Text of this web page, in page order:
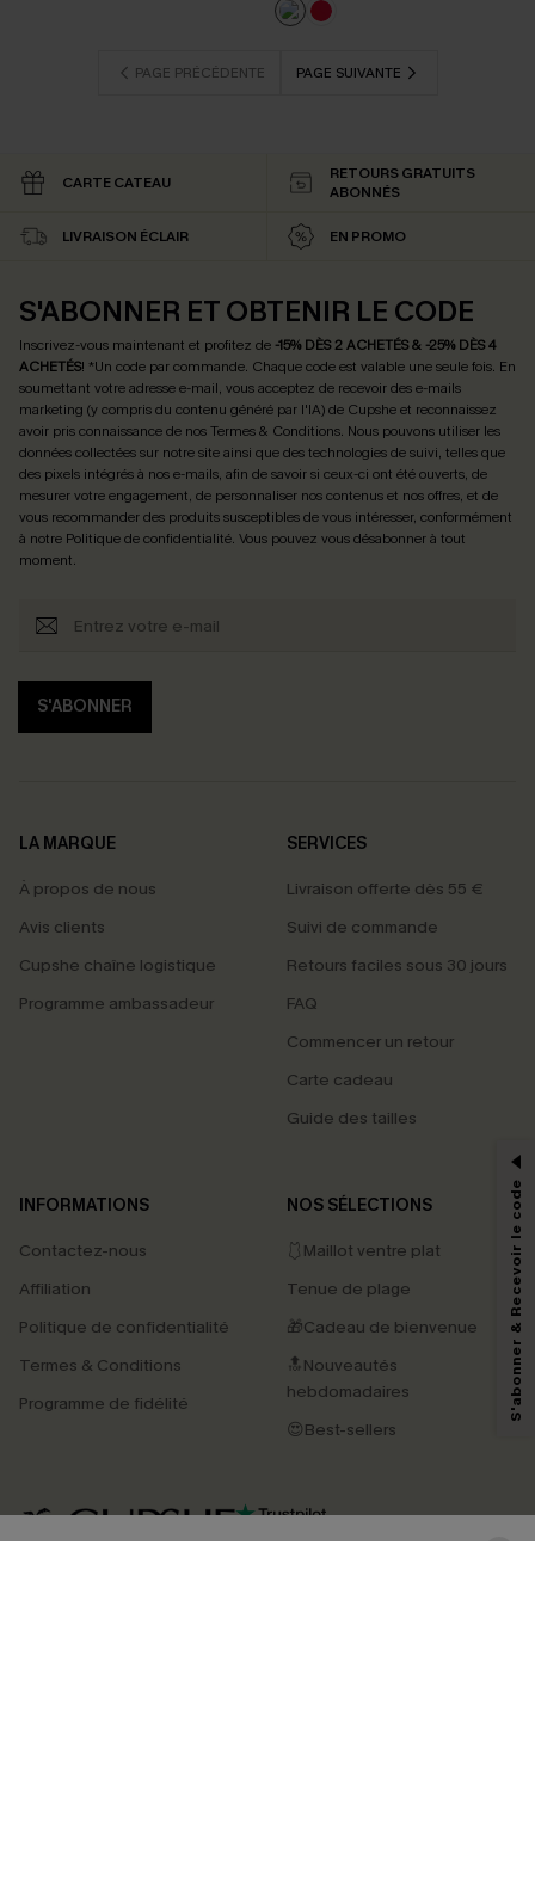
PAGE PRÉCÉDENTE PAGE SUIVANTE
CARTE CATEAU
RETOURS GRATUITS
ABONNÉS
LIVRAISON ÉCLAIR EN PROMO
S'ABONNER ET OBTENIR LE CODE
Inscrivez-vous maintenant et profitez de -15% DÈS 2 ACHETÉS & -25% DÈS 4
ACHETÉS! *Un code par commande. Chaque code est valable une seule fois. En
soumettant votre adresse e-mail, vous acceptez de recevoir des e-mails
marketing (y compris du contenu généré par l'IA) de Cupshe et reconnaissez
avoir pris connaissance de nosTermes & Conditions. Nous pouvons utiliser les
données collectées sur notre site ainsi que des technologies de suivi, telles que
des pixels intégrés à nos e-mails, afin de savoir si ceux-ci ont été ouverts, de
mesurer votre engagement, de personnaliser nos contenus et nos offres, et de
vous recommander des produits susceptibles de vous intéresser, conformément
à notre Politique de confidentialité. Vous pouvez vous désabonner à tout
moment.
S'ABONNER
LA MARQUE
À propos de nous
Avis clients
Cupshe chaîne logistique
Programme ambassadeur
SERVICES
Livraison offerte dès 55 €
Suivi de commande
Retours faciles sous 30 jours
FAQ
Commencer un retour
Carte cadeau
Guide des tailles
INFORMATIONS
Contactez-nous
Affiliation
Politique de confidentialité
Termes & Conditions
Programme de fidélité
NOS SÉLECTIONS
🩱Maillot ventre plat
Tenue de plage
🎁Cadeau de bienvenue
🔝Nouveautés
hebdomadaires
😍Best-sellers
4.4
PROFITEZ DE -15%
marketing (y compris du contenu généré par l'IA) de Cupshe et
pouvons utiliser les données collectées sur notre site ainsi que des
savoir si ceux-ci ont été ouverts, de mesurer votre engagement, de
personnaliser nos contenus et nos offres, et de vous recommander des
produits susceptibles de vous intéresser, conformément à notre
Politique de
. Vous pouvez vous désabonner à tout moment.
S'abonner & Recevoir le code